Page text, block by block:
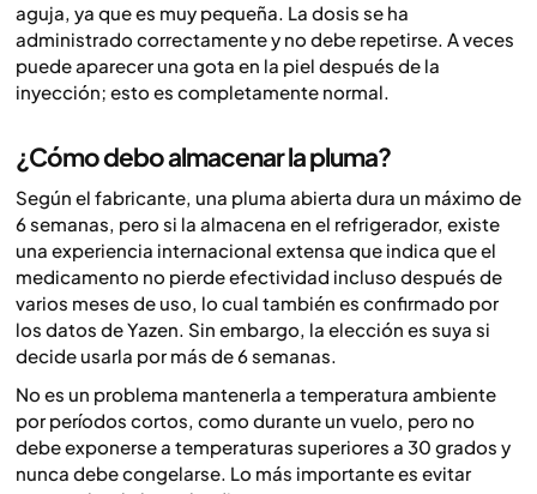
aguja, ya que es muy pequeña. La dosis se ha
administrado correctamente y no debe repetirse. A veces
puede aparecer una gota en la piel después de la
inyección; esto es completamente normal.
¿Cómo debo almacenar la pluma?
Según el fabricante, una pluma abierta dura un máximo de
6 semanas, pero si la almacena en el refrigerador, existe
una experiencia internacional extensa que indica que el
medicamento no pierde efectividad incluso después de
varios meses de uso, lo cual también es confirmado por
los datos de Yazen. Sin embargo, la elección es suya si
decide usarla por más de 6 semanas.
No es un problema mantenerla a temperatura ambiente
por períodos cortos, como durante un vuelo, pero no
debe exponerse a temperaturas superiores a 30 grados y
nunca debe congelarse. Lo más importante es evitar